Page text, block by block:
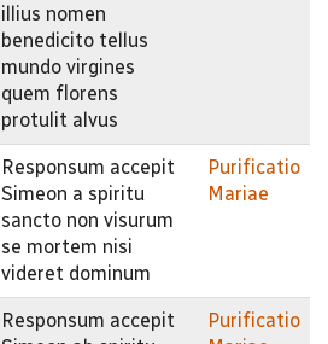
illius nomen
benedicito tellus
mundo virgines
quem florens
protulit alvus
Responsum accepit
Simeon a spiritu
sancto non visurum
se mortem nisi
videret dominum
Purificatio
Mariae
Responsum accepit
Purificatio